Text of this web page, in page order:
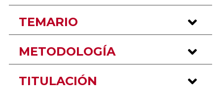
TEMARIO
METODOLOGÍA
TITULACIÓN